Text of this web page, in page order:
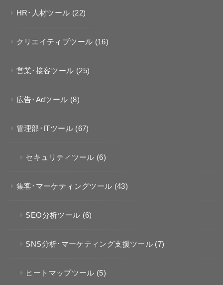
HR･人材ツール (22)
クリエイティブツール (16)
営業･接客ツール (25)
広告･Adツール (8)
管理部･ITツール (67)
セキュリティツール (6)
集客･マーケティングツール (43)
SEO分析ツール (6)
SNS分析･マーケティング支援ツール (7)
ヒートマップツール (5)